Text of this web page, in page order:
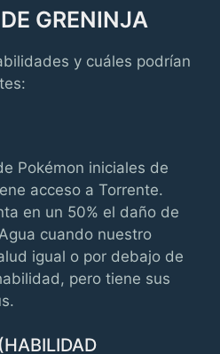
GRENINJA
y cuáles podrían
Pokémon iniciales de
acceso a Torrente.
en un 50% el daño de
cuando nuestro
igual o por debajo de
pero tiene sus